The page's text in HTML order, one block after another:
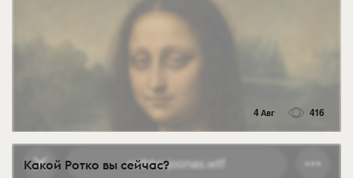
4 Авг 416
Какой Ротко вы сейчас?